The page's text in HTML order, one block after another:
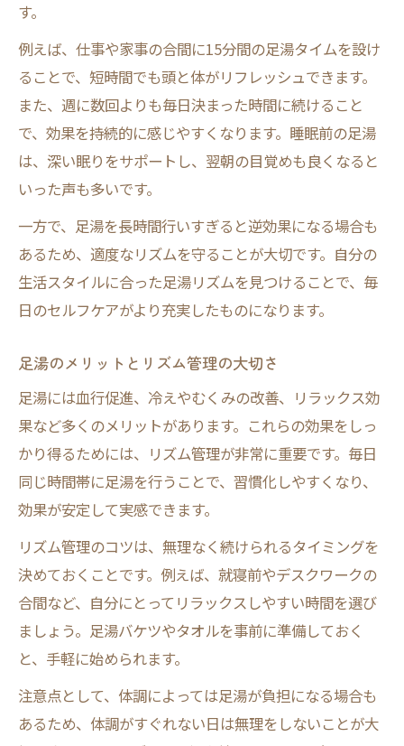
す。
例えば、仕事や家事の合間に15分間の足湯タイムを設け
ることで、短時間でも頭と体がリフレッシュできます。
また、週に数回よりも毎日決まった時間に続けること
で、効果を持続的に感じやすくなります。睡眠前の足湯
は、深い眠りをサポートし、翌朝の目覚めも良くなると
いった声も多いです。
一方で、足湯を長時間行いすぎると逆効果になる場合も
あるため、適度なリズムを守ることが大切です。自分の
生活スタイルに合った足湯リズムを見つけることで、毎
日のセルフケアがより充実したものになります。
足湯のメリットとリズム管理の大切さ
足湯には血行促進、冷えやむくみの改善、リラックス効
果など多くのメリットがあります。これらの効果をしっ
かり得るためには、リズム管理が非常に重要です。毎日
同じ時間帯に足湯を行うことで、習慣化しやすくなり、
効果が安定して実感できます。
リズム管理のコツは、無理なく続けられるタイミングを
決めておくことです。例えば、就寝前やデスクワークの
合間など、自分にとってリラックスしやすい時間を選び
ましょう。足湯バケツやタオルを事前に準備しておく
と、手軽に始められます。
注意点として、体調によっては足湯が負担になる場合も
あるため、体調がすぐれない日は無理をしないことが大